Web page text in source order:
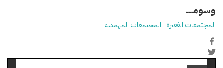
وسومـــــ
المجتمعات الفقيرة المجتمعات المهمشة